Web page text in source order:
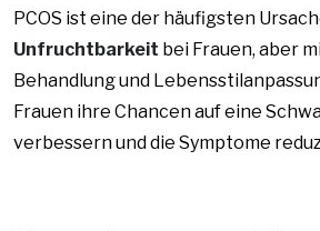
PCOS ist eine der häufigsten
Unfruchtbarkeit bei Frauen, aber
Behandlung und
Frauen ihre Chancen auf eine
verbessern und die Symptome